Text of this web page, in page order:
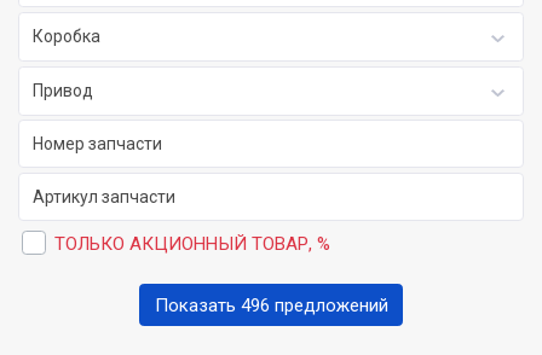
Коробка
Привод
ТОЛЬКО АКЦИОННЫЙ ТОВАР, %
Показать 496 предложений